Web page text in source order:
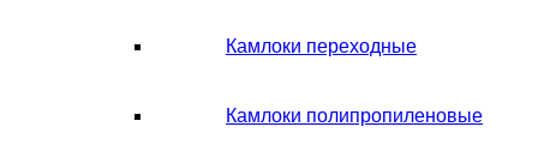
Камлоки переходные
Камлоки полипропиленовые